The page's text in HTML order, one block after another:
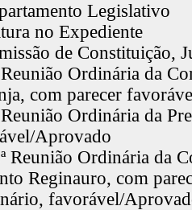
Legislativo
no Expediente
de Constituição,
Ordinária da
com parecer
Ordinária da
Aprovado
Reunião Ordinária da
Reginauro, com
favorável/